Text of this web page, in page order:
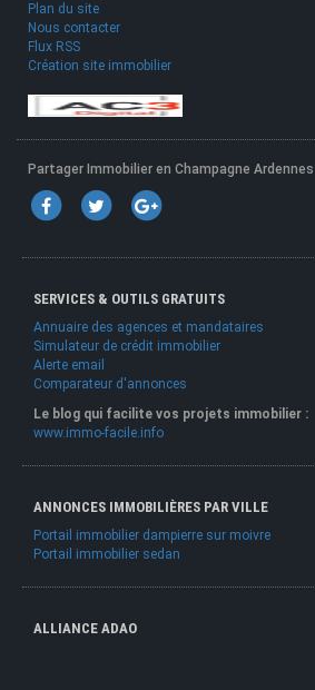
Plan du site
Nous contacter
Flux RSS
Création site immobilier
Partager Immobilier en Champagne Ardennes
SERVICES & OUTILS GRATUITS
Annuaire des agences et mandataires
Simulateur de crédit immobilier
Alerte email
Comparateur d'annonces
Le blog qui facilite vos projets immobilier :
www.immo-facile.info
ANNONCES IMMOBILIÈRES PAR VILLE
Portail immobilier dampierre sur moivre
Portail immobilier sedan
ALLIANCE ADAO